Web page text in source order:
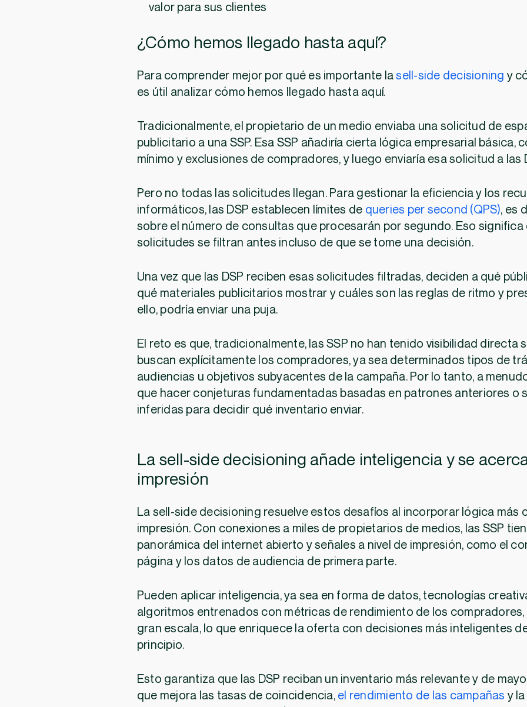
valor para sus clientes
¿Cómo hemos llegado hasta aquí?
Para comprender mejor por qué es importante lasell-side decisioning y
es útil analizar cómo hemos llegado hasta aquí.
Tradicionalmente, el propietario de un medio enviaba una solicitud de
publicitario a una SSP. Esa SSP añadiría cierta lógica empresarial básica,
mínimo y exclusiones de compradores, y luego enviaría esa solicitud a las
Pero no todas las solicitudes llegan. Para gestionar la eficiencia y los
informáticos, las DSP establecen límites de queries per second (QPS), es
sobre el número de consultas que procesarán por segundo. Eso significa
solicitudes se filtran antes incluso de que se tome una decisión.
Una vez que las DSP reciben esas solicitudes filtradas, deciden a qué
qué materiales publicitarios mostrar y cuáles son las reglas de ritmo y
ello, podría enviar una puja.
El reto es que, tradicionalmente, las SSP no han tenido visibilidad directa
buscan explícitamente los compradores, ya sea determinados tipos de
audiencias u objetivos subyacentes de la campaña. Por lo tanto, a
que hacer conjeturas fundamentadas basadas en patrones anteriores o
inferidas para decidir qué inventario enviar.
La sell-side decisioning añade inteligencia y se
impresión
La sell-side decisioning resuelve estos desafíos al incorporar lógica más
impresión. Con conexiones a miles de propietarios de medios, las SSP
panorámica del internet abierto y señales a nivel de impresión, como el
página y los datos de audiencia de primera parte.
Pueden aplicar inteligencia, ya sea en forma de datos, tecnologías
algoritmos entrenados con métricas de rendimiento de los
gran escala, lo que enriquece la oferta con decisiones más inteligentes
principio.
Esto garantiza que las DSP reciban un inventario más relevante y de
que mejora las tasas de coincidencia, el rendimiento de las campañas y